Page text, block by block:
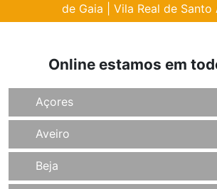
de Gaia
Vila Real de Santo
Online estamos em
Açores
Aveiro
Beja